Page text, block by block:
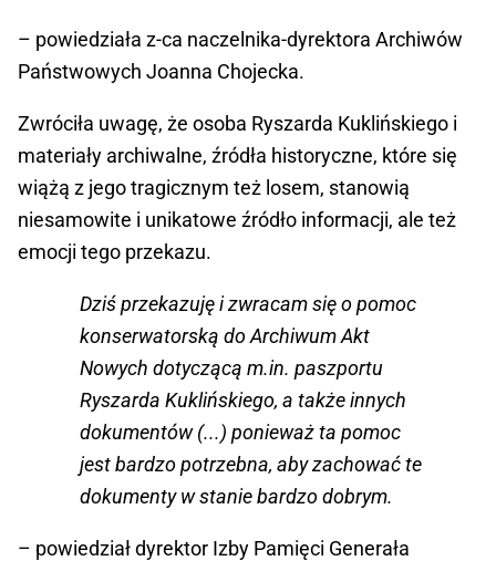
– powiedziała z-ca naczelnika-dyrektora Archiwów
Państwowych Joanna Chojecka.
Zwróciła uwagę, że osoba Ryszarda Kuklińskiego i
materiały archiwalne, źródła historyczne, które się
wiążą z jego tragicznym też losem, stanowią
niesamowite i unikatowe źródło informacji, ale też
emocji tego przekazu.
Dziś przekazuję i zwracam się o pomoc
konserwatorską do Archiwum Akt
Nowych dotyczącą m.in. paszportu
Ryszarda Kuklińskiego, a także innych
dokumentów (...) ponieważ ta pomoc
jest bardzo potrzebna, aby zachować te
dokumenty w stanie bardzo dobrym.
– powiedział dyrektor Izby Pamięci Generała